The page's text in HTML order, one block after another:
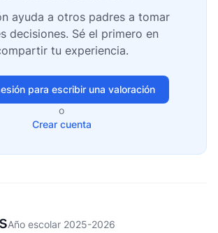
ayuda a otros padres a tomar
decisiones. Sé el primero en
tu experiencia.
para escribir una valoración
o
Crear cuenta
Año escolar 2025-2026